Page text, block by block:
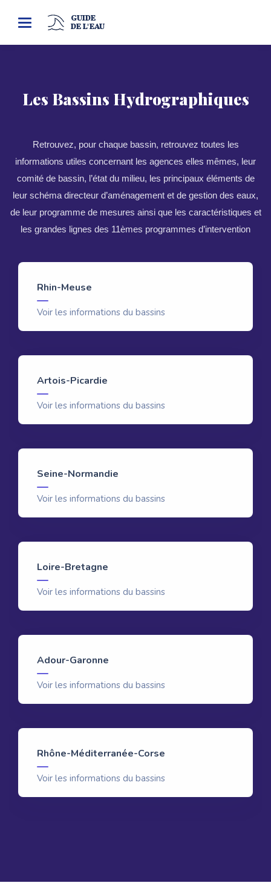
Toggle
GUIDE
DE L'EAU
Les Bassins Hydrographiques
Retrouvez, pour chaque bassin, retrouvez toutes les
informations utiles concernant les agences elles mêmes, leur
comité de bassin, l’état du milieu, les principaux éléments de
leur schéma directeur d’aménagement et de gestion des eaux,
de leur programme de mesures ainsi que les caractéristiques et
les grandes lignes des 11èmes programmes d’intervention
Rhin-Meuse
Voir les informations du bassins
Artois-Picardie
Voir les informations du bassins
Seine-Normandie
Voir les informations du bassins
Loire-Bretagne
Voir les informations du bassins
Adour-Garonne
Voir les informations du bassins
Rhône-Méditerranée-Corse
Voir les informations du bassins